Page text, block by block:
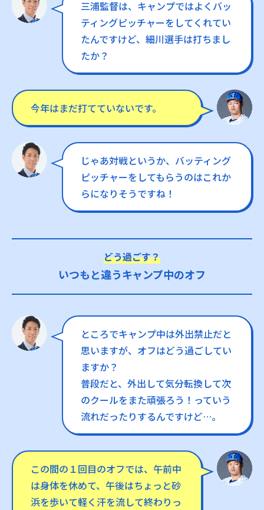
三浦監督は、キャンプではよくバッ
ティングピッチャーをしてくれてい
たんですけど、細川選手は打ちまし
たか？
今年はまだ打てていないです。
じゃあ対戦というか、バッティング
ピッチャーをしてもらうのはこれか
らになりそうですね！
どう過ごす？
いつもと違うキャンプ中のオフ
ところでキャンプ中は外出禁止だと
思いますが、オフはどう過ごしてい
ますか？
普段だと、外出して気分転換して次
のクールをまた頑張ろう！っていう
流れだったりするんですけど…。
この間の１回目のオフでは、午前中
は身体を休めて、午後はちょっと砂
浜を歩いて軽く汗を流して終わりっ